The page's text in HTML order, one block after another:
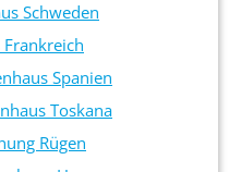
Schweden
Spanien
Toskana
Rügen